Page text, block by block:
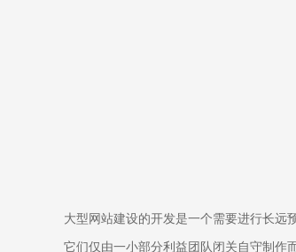
大型网站建设的开发是一个需要进行长远
它们仅由一小部分利益团队闭关自守制作